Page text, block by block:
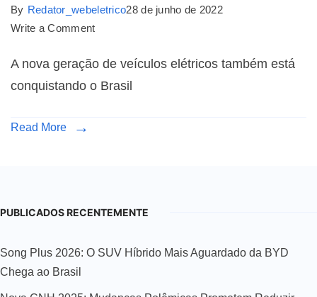
By Redator_webeletrico28 de junho de 2022
Write a Comment
A nova geração de veículos elétricos também está
conquistando o Brasil
Read More
PUBLICADOS RECENTEMENTE
Song Plus 2026: O SUV Híbrido Mais Aguardado da BYD
Chega ao Brasil